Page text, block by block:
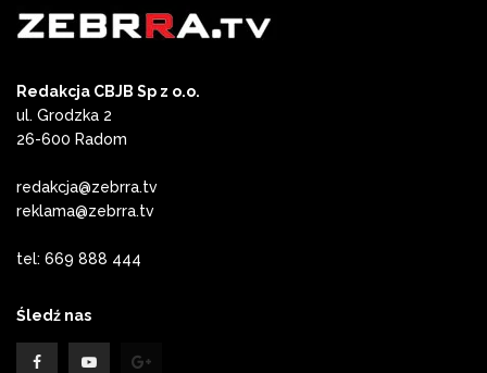
Redakcja CBJB Sp z o.o.
ul. Grodzka 2
26-600 Radom
redakcja@zebrra.tv
reklama@zebrra.tv
tel: 669 888 444
Śledź nas